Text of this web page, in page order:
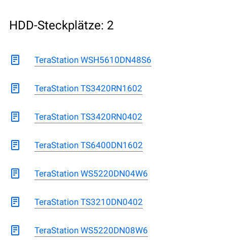
HDD-Steckplätze: 2
TeraStation WSH5610DN48S6
TeraStation TS3420RN1602
TeraStation TS3420RN0402
TeraStation TS6400DN1602
TeraStation WS5220DN04W6
TeraStation TS3210DN0402
TeraStation WS5220DN08W6